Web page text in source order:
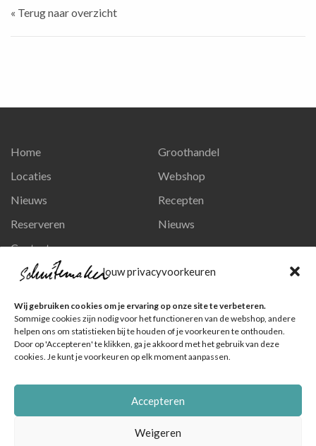
Jouw privacyvoorkeuren
Wij gebruiken cookies om je ervaring op onze site te verbeteren.
Sommige cookies zijn nodig voor het functioneren van de webshop, andere
helpen ons om statistieken bij te houden of je voorkeuren te onthouden.
Door op 'Accepteren' te klikken, ga je akkoord met het gebruik van deze
cookies. Je kunt je voorkeuren op elk moment aanpassen.
Accepteren
Weigeren
« Terug naar overzicht
Home
Locaties
Nieuws
Reserveren
Contact
Privacy en persoonsgegevens
Groothandel
Webshop
Recepten
Nieuws
Ga naar onze pagina
Volg ons op Instagram
Ga naar onze pagina